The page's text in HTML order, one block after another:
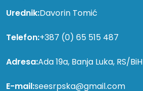
Urednik:Davorin Tomić
Telefon:+387 (0) 65 515 487
Adresa:Ada 19a, Banja Luka, RS/BiH
E-mail:seesrpska@gmail.com